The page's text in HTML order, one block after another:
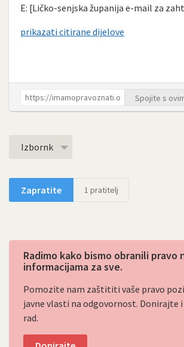
E: [Ličko-senjska županija e-mail za
prikazati citirane dijelove
Spojite s
Izbornk
Zapratite 1 pratitelj
Radimo kako bismo obranili pravo
informacijama za sve.
Pomozite nam zaštititi vaše pravo
javne vlasti na odgovornost. Donirajte
rad.